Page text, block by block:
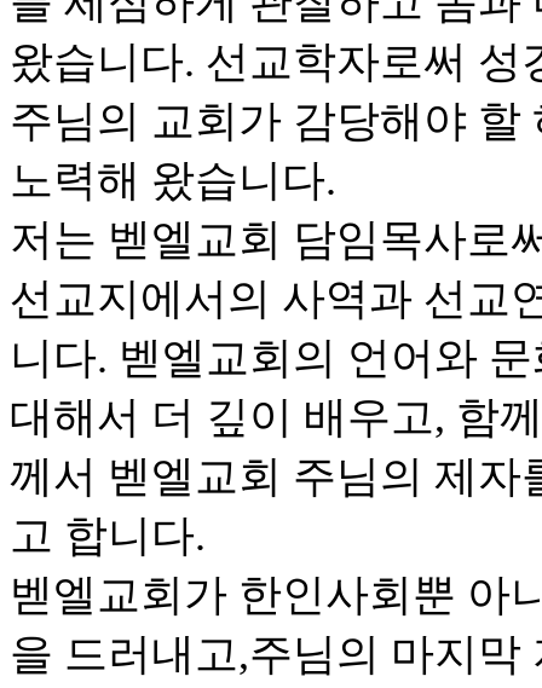
왔습니다. 선교학자로써
주님의 교회가 감당해야
노력해 왔습니다.
저는 벧엘교회 담임목사로
선교지에서의 사역과 선교
니다. 벧엘교회의 언어와
대해서 더 깊이 배우고, 함
께서 벧엘교회 주님의 제
고 합니다.
벧엘교회가 한인사회뿐 아
을 드러내고,주님의 마지